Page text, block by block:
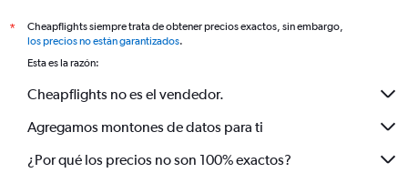
*
Cheapflights siempre trata de obtener precios exactos, sin embargo,
los precios no están garantizados.
Esta es la razón:
Cheapflights no es el vendedor.
Agregamos montones de datos para ti
¿Por qué los precios no son 100% exactos?